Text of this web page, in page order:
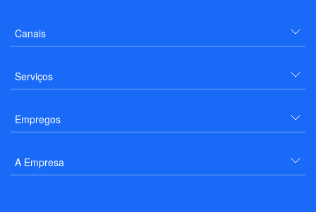
Canais
Serviços
Empregos
A Empresa